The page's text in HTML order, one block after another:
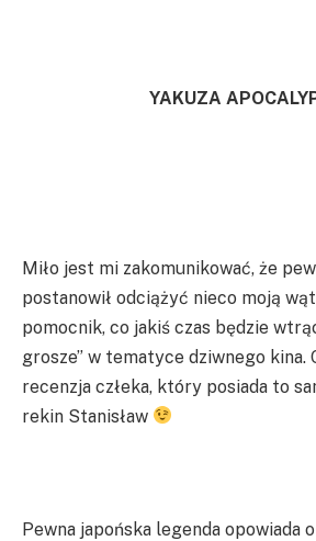
YAKUZA
Miło jest mi zakomunikować, że
postanowił odciążyć nieco moją
pomocnik, co jakiś czas będzie
grosze” w tematyce dziwnego kina.
recenzja człeka, który posiada to
rekin Stanisław
Pewna japońska legenda opowiada